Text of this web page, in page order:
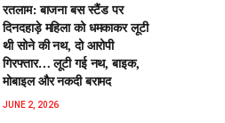
रतलाम: बाजना बस स्टैंड पर
दिनदहाड़े महिला को धमकाकर लूटी
थी सोने की नथ, दो आरोपी
गिरफ्तार… लूटी गई नथ, बाइक,
मोबाइल और नकदी बरामद
JUNE 2, 2026